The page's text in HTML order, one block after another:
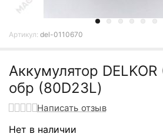
Артикул: del-0110670
Аккумулятор
обр (80D23L)
Написать отзыв
Нет в наличии